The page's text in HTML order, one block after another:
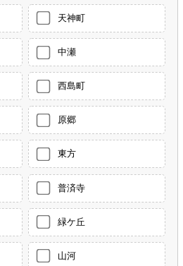
天神町
中瀬
西島町
原郷
東方
普済寺
緑ケ丘
山河